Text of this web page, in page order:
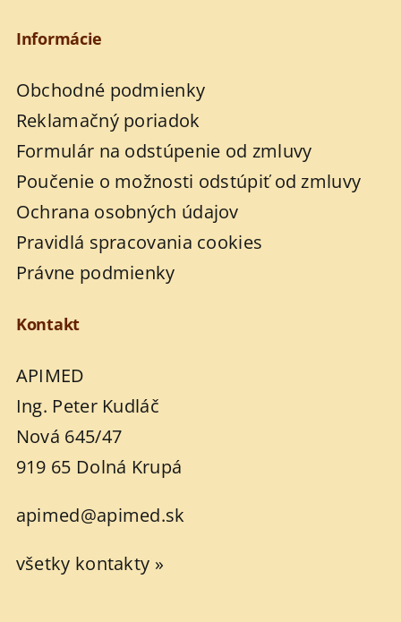
Informácie
Obchodné podmienky
Reklamačný poriadok
Formulár na odstúpenie od zmluvy
Poučenie o možnosti odstúpiť od zmluvy
Ochrana osobných údajov
Pravidlá spracovania cookies
Právne podmienky
Kontakt
APIMED
Ing. Peter Kudláč
Nová 645/47
919 65 Dolná Krupá
apimed@apimed.sk
všetky kontakty »